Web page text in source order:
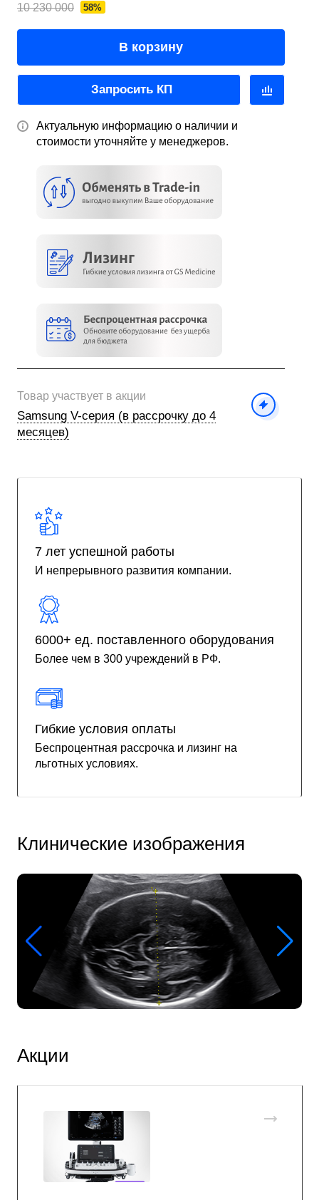
10 230 000 58%
В корзину
Запросить КП
Актуальную информацию о наличии и
стоимости уточняйте у менеджеров.
Товар участвует в акции
Samsung V-cерия (в рассрочку до 4
месяцев)
7 лет успешной работы
И непрерывного развития компании.
6000+ ед. поставленного оборудования
Более чем в 300 учреждений в РФ.
Гибкие условия оплаты
Беспроцентная рассрочка и лизинг на
льготных условиях.
Клинические изображения
Акции